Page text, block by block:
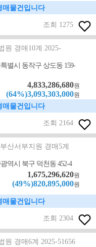
매물건입니다
조회 1275
원 경매10계 2025-
별시 동작구 상도동 159-
4,833,286,680원
(64%)3,093,303,000원
매물건입니다
조회 2164
산서부지원 경매5계
역시 북구 덕천동 452-4
1,675,296,620원
(49%)820,895,000원
매물건입니다
조회 2304
원 경매6계 2025-51656